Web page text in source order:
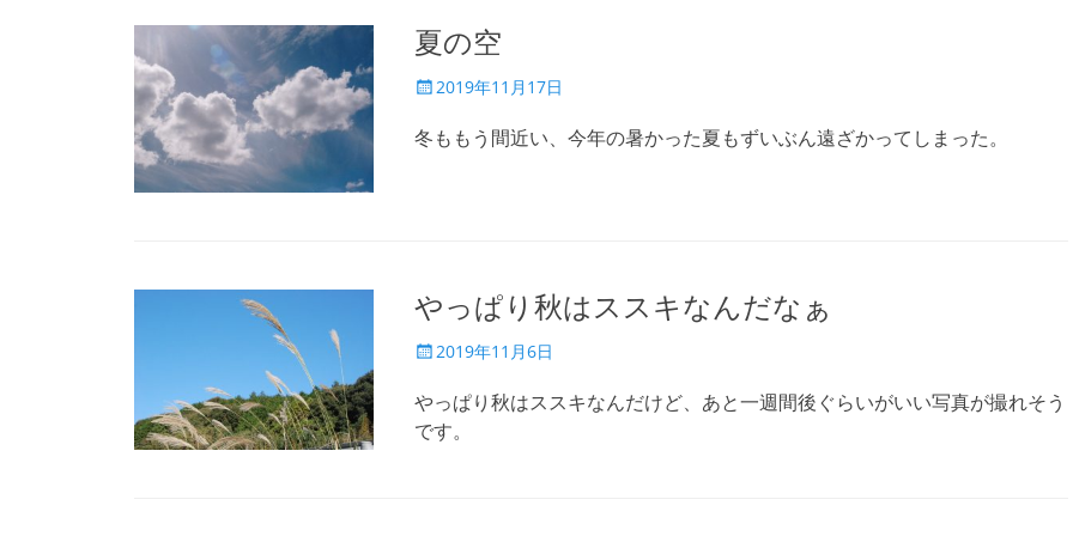
夏の空
投
日
2019年11月17日
冬ももう間近い、今年の暑かった夏もずいぶん遠ざかってしまった。
やっぱり秋はススキなんだなぁ
投
日
2019年11月6日
やっぱり秋はススキなんだけど、あと一週間後ぐらいがいい写真が撮れそう
です。